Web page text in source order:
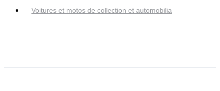
Voitures et motos de collection et automobilia